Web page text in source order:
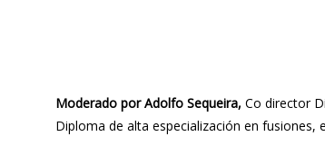
Moderado por Adolfo Sequeira, Co director
Diploma de alta especialización en